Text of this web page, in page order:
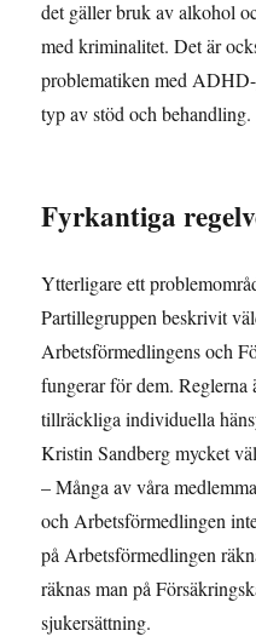
det gäller bruk av alkohol
med kriminalitet. Det är
problematiken med
typ av stöd och behandling.
Fyrkantiga
Ytterligare ett
Partillegruppen beskrivit
Arbetsförmedlingens och
fungerar för dem.
tillräckliga individuella
Kristin Sandberg mycket
– Många av våra
och Arbetsförmedlingen
på Arbetsförmedlingen
räknas man på
sjukersättning.